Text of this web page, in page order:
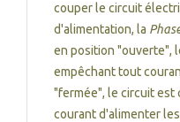
couper le circuit
d'alimentation, la
en position "ouverte",
empêchant tout
"fermée", le circuit est
courant d'alimenter